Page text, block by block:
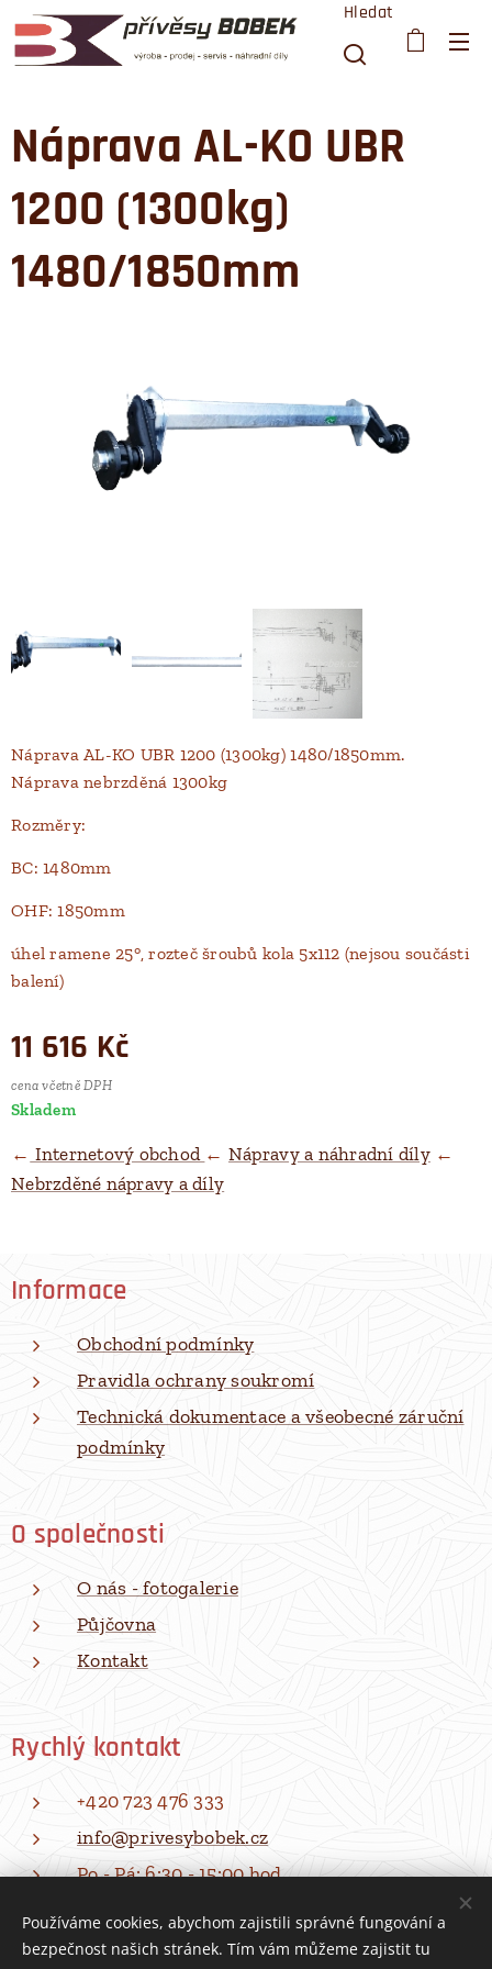
Hledat
Náprava AL-KO UBR
1200 (1300kg)
1480/1850mm
Náprava AL-KO UBR 1200 (1300kg) 1480/1850mm.
Náprava nebrzděná 1300kg
Rozměry:
BC: 1480mm
OHF: 1850mm
úhel ramene 25°, rozteč šroubů kola 5x112 (nejsou součásti
balení)
11 616 Kč
cena včetně DPH
Skladem
← Internetový obchod ← Nápravy a náhradní díly←
Nebrzděné nápravy a díly
Informace
Obchodní podmínky
Pravidla ochrany soukromí
Technická dokumentace a všeobecné záruční
podmínky
O společnosti
O nás - fotogalerie
Půjčovna
Kontakt
Rychlý kontakt
+420 723 476 333
info@privesybobek.cz
Po - Pá: 6:30 - 15:00 hod
Všechna práva vyhrazena | Přívěsy BOBEK 2026 Cookies
Používáme cookies, abychom zajistili správné fungování a
bezpečnost našich stránek. Tím vám můžeme zajistit tu